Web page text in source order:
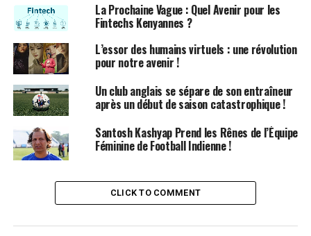
En réalité, les Canadiens et
moi avons déjà un projet
pour le développement de
Demidov. L’objectif est qu’il
réalise sa meilleure saison
en KHL. – Roman
Rotenberg
Rotenberg ajoute que les joueurs talentueux du club
aura l’opportunité d’acquérir une expérience
La Prochaine Vague : Quel Avenir pour les
Fintechs Kenyannes ?
L’essor des humains virtuels : une révolution
pour notre avenir !
Un club anglais se sépare de son entraîneur
après un début de saison catastrophique !
Santosh Kashyap Prend les Rênes de l’Équipe
Féminine de Football Indienne !
CLICK TO COMMENT